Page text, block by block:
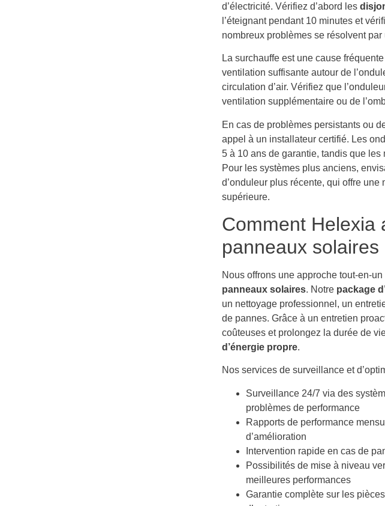
d’électricité. Vérifiez d’abord les
l’éteignant pendant 10 minutes et
nombreux problèmes se résolvent
La surchauffe est une cause
ventilation suffisante autour de
circulation d’air. Vérifiez que
ventilation supplémentaire ou de
En cas de problèmes persistants ou
appel à un installateur certifié. Les
5 à 10 ans de garantie, tandis que les
Pour les systèmes plus anciens,
d’onduleur plus récente, qui offre
supérieure.
Comment Helexia
panneaux solaires
Nous offrons une approche tout-en-
panneaux solaires. Notre package
un nettoyage professionnel, un
de pannes. Grâce à un entretien
coûteuses et prolongez la durée de
d’énergie propre.
Nos services de surveillance et
Surveillance 24/7 via des
problèmes de performance
Rapports de performance
d’amélioration
Intervention rapide en cas de
Possibilités de mise à niveau
meilleures performances
Garantie complète sur les